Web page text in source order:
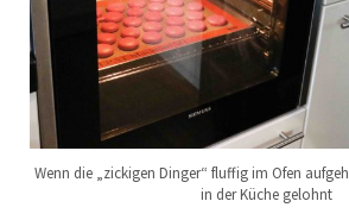
Wenn die „zickigen Dinger“ fluffig im Ofen
in der Küche gelohnt